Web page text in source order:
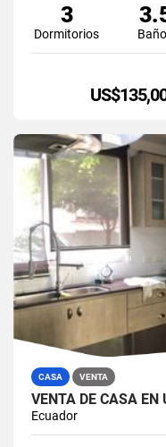
3
Dormitorios
CASA VENTA
Ecuador